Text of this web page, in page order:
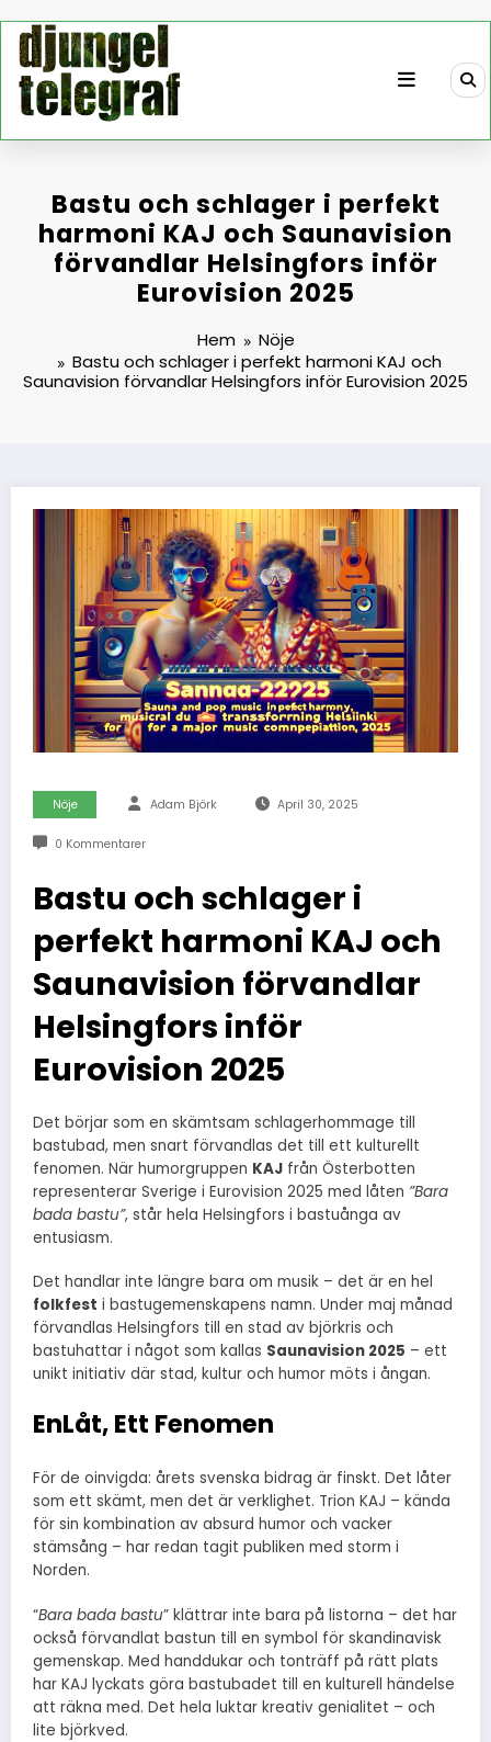
innehåll
Bastu och schlager i perfekt
harmoni KAJ och Saunavision
förvandlar Helsingfors inför
Eurovision 2025
Hem
Nöje
Bastu och schlager i perfekt harmoni KAJ och
Saunavision förvandlar Helsingfors inför Eurovision 2025
Nöje Adam Björk April 30, 2025
0 Kommentarer
Bastu och schlager i
perfekt harmoni KAJ och
Saunavision förvandlar
Helsingfors inför
Eurovision 2025
Det börjar som en skämtsam schlagerhommage till
bastubad, men snart förvandlas det till ett kulturellt
fenomen. När humorgruppen KAJ från Österbotten
representerar Sverige i Eurovision 2025 med låten ”Bara
bada bastu”, står hela Helsingfors i bastuånga av
entusiasm.
Det handlar inte längre bara om musik – det är en hel
folkfest i bastugemenskapens namn. Under maj månad
förvandlas Helsingfors till en stad av björkris och
bastuhattar i något som kallas Saunavision 2025 – ett
unikt initiativ där stad, kultur och humor möts i ångan.
EnLåt, Ett Fenomen
För de oinvigda: årets svenska bidrag är finskt. Det låter
som ett skämt, men det är verklighet. Trion KAJ – kända
för sin kombination av absurd humor och vacker
stämsång – har redan tagit publiken med storm i
Norden.
“Bara bada bastu” klättrar inte bara på listorna – det har
också förvandlat bastun till en symbol för skandinavisk
gemenskap. Med handdukar och tonträff på rätt plats
har KAJ lyckats göra bastubadet till en kulturell händelse
att räkna med. Det hela luktar kreativ genialitet – och
lite björkved.